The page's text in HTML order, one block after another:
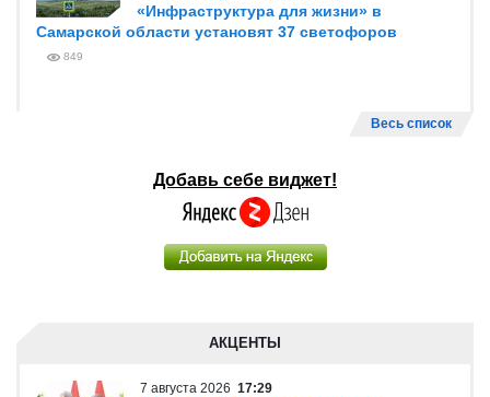
«Инфраструктура для жизни» в
Самарской области установят 37 светофоров
849
Весь список
Добавь себе виджет!
АКЦЕНТЫ
7 августа 2026 17:29